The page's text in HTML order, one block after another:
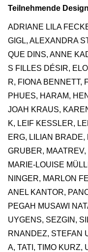
Teilnehmende
ADRIANE LILA
GIGL, ALEXANDRA
QUE DINS, ANNE
S FILLES DÉSIR,
R, FIONA BENNETT,
PHUES, HARAM,
JOAH KRAUS,
K, LEIF KESSLER,
ERG, LILIAN BRADE,
GRUBER,
MARIE-LOUISE
NINGER, MARLON
ANEL KANTOR,
PEGAH MUSAWI
UYGENS, SEZGIN,
RNANDEZ, STEFAN
A, TATI, TIMO KURZ,